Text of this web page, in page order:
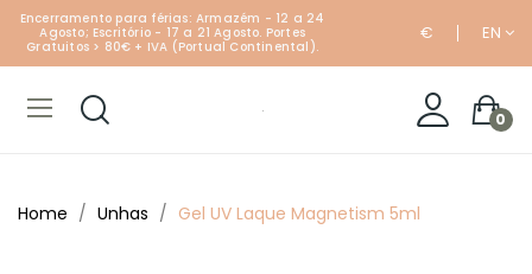
Encerramento para férias: Armazém - 12 a 24
Agosto; Escritório - 17 a 21 Agosto. Portes
Gratuitos > 80€ + IVA (Portual Continental).
€ EN
0
Home Unhas Gel UV Laque Magnetism 5ml